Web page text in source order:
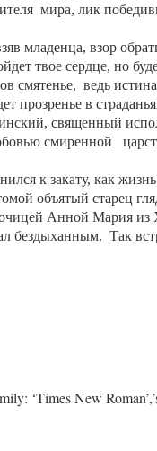
мира, лик
младенца, взор
твое сердце, но
смятенье, ведь
прозренье в
священный
смиренной
к закату, как
объятый старец
Анной Мария из
бездыханным. Так
‘Times New